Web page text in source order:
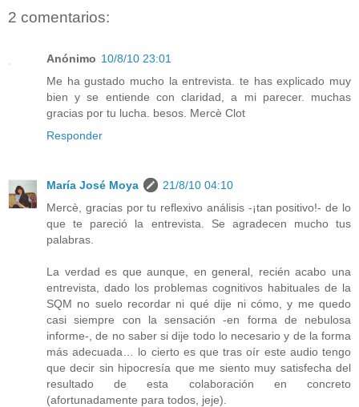
2 comentarios:
Anónimo 10/8/10 23:01
Me ha gustado mucho la entrevista. te has explicado muy
bien y se entiende con claridad, a mi parecer. muchas
gracias por tu lucha. besos. Mercè Clot
Responder
María José Moya
21/8/10 04:10
Mercè, gracias por tu reflexivo análisis -¡tan positivo!- de lo
que te pareció la entrevista. Se agradecen mucho tus
palabras.
La verdad es que aunque, en general, recién acabo una
entrevista, dado los problemas cognitivos habituales de la
SQM no suelo recordar ni qué dije ni cómo, y me quedo
casi siempre con la sensación -en forma de nebulosa
informe-, de no saber si dije todo lo necesario y de la forma
más adecuada… lo cierto es que tras oír este audio tengo
que decir sin hipocresía que me siento muy satisfecha del
resultado de esta colaboración en concreto
(afortunadamente para todos, jeje).